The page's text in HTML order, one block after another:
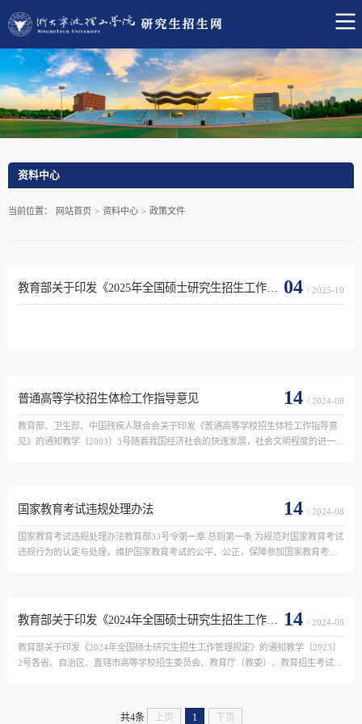
资料中心
当前位置： 网站首页 > 资料中心 > 政策文件
04 / 2025-10
普通高等学校招生体检工作指导意见 14 / 2024-08
教育部、卫生部、中国残疾人联合会关于印发《普通高等学校招生体检工作指导意
见》的通知教学〔2003〕3号随着我国经济社会的快速发展，社会文明程度的进一步
国家教育考试违规处理办法 14 / 2024-08
国家教育考试违规处理办法教育部33号令第一章 总则第一条 为规范对国家教育考试
违规行为的认定与处理，维护国家教育考试的公平、公正，保障参加国家教育考试
14 / 2024-08
教育部关于印发《2024年全国硕士研究生招生工作管理规定》的通知教学〔2023〕
2号各省、自治区、直辖市高等学校招生委员会、教育厅（教委）、教育招生考试机
共4条 上页 1 下页